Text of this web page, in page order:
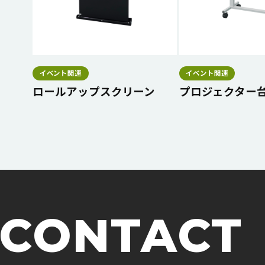
イベント関連
ロールアップスクリーン
イベント関連
プロジェクター